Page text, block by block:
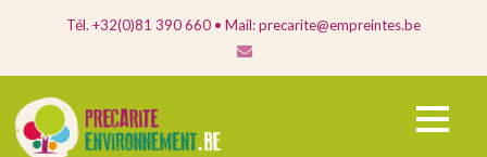
Tél. +32(0)81 390 660 • Mail: precarite@empreintes.be